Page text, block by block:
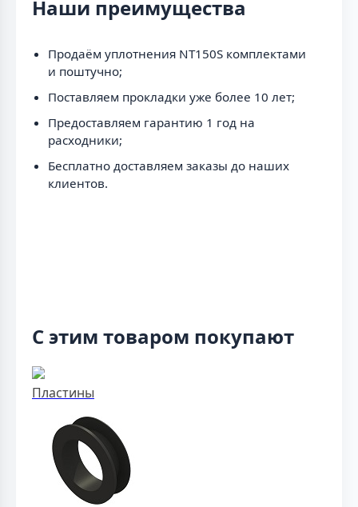
Наши преимущества
Продаём уплотнения NT150S комплектами
и поштучно;
Поставляем прокладки уже более 10 лет;
Предоставляем гарантию 1 год на
расходники;
Бесплатно доставляем заказы до наших
клиентов.
С этим товаром покупают
Пластины